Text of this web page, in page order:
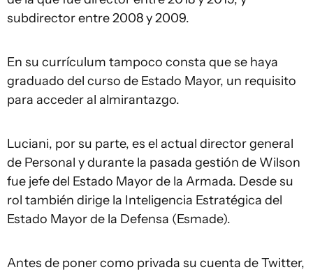
subdirector entre 2008 y 2009.
En su currículum tampoco consta que se haya
graduado del curso de Estado Mayor, un requisito
para acceder al almirantazgo.
Luciani, por su parte, es el actual director general
de Personal y durante la pasada gestión de Wilson
fue jefe del Estado Mayor de la Armada. Desde su
rol también dirige la Inteligencia Estratégica del
Estado Mayor de la Defensa (Esmade).
Antes de poner como privada su cuenta de Twitter,